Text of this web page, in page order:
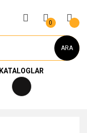
ARA
KATALOGLAR
0